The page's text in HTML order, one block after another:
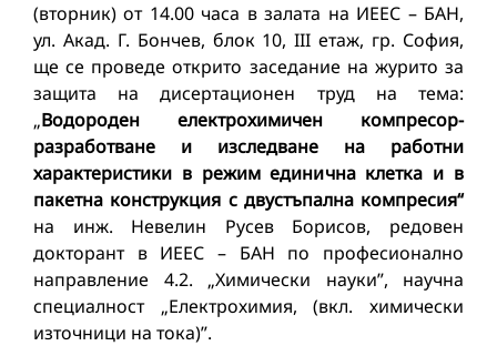
(вторник) от 14.00 часа в залата на ИЕЕС – БАН,
ул. Акад. Г. Бончев, блок 10, III етаж, гр. София,
ще се проведе открито заседание на журито за
защита на дисертационен труд на тема:
„Водороден електрохимичен компресор-
разработване и изследване на работни
характеристики в режим единична клетка и в
пакетна конструкция с двустъпална компресия“
на инж. Невелин Русев Борисов, редовен
докторант в ИЕЕС – БАН по професионално
направление 4.2. „Химически науки”, научна
специалност „Електрохимия, (вкл. химически
източници на тока)”.